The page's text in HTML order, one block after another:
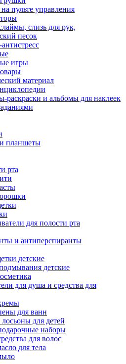
пульте управления
слизь для рук,
песок
игры
материал
раскраски и альбомы для наклеек
планшеты
рта
для полости рта
и антиперспиранты
детские
детские
для душа и средства для
для ванн
для детей
наборы
для волос
для тела